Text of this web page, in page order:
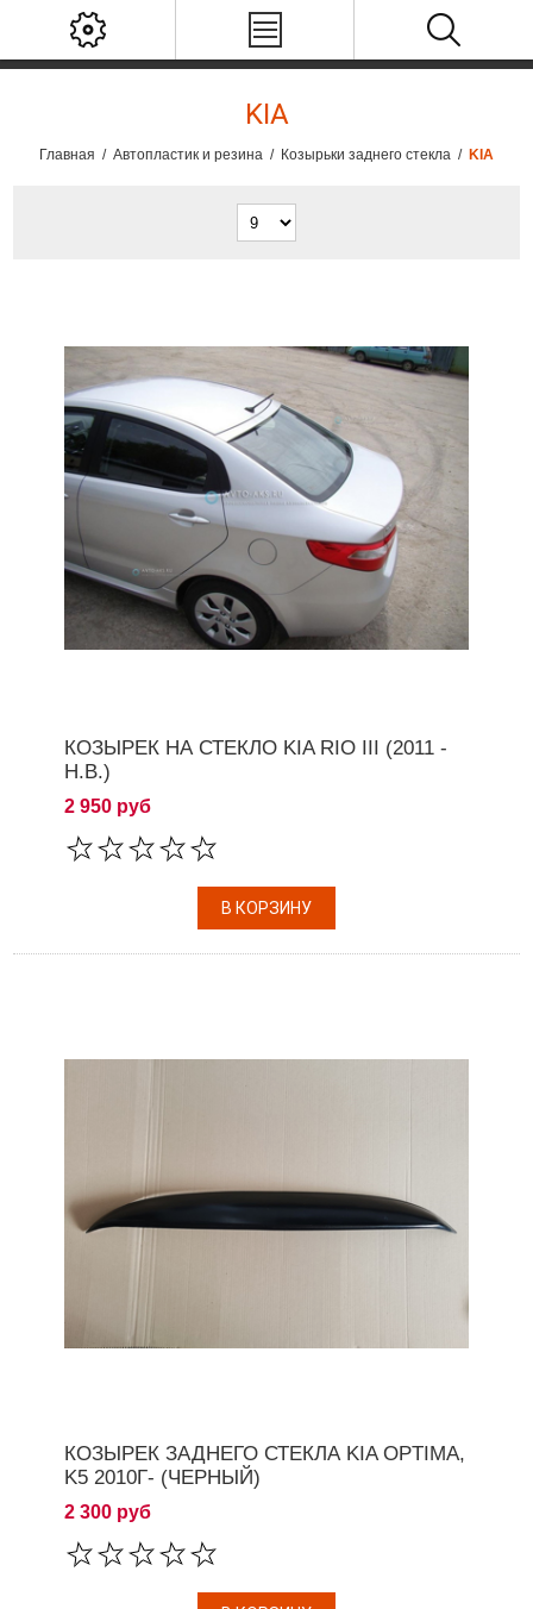
KIA
Главная / Автопластик и резина / Козырьки заднего стекла / KIA
КОЗЫРЕК НА СТЕКЛО KIA RIO III (2011 -
Н.В.)
2 950 руб
КОЗЫРЕК ЗАДНЕГО СТЕКЛА KIA OPTIMA,
K5 2010Г- (ЧЕРНЫЙ)
2 300 руб